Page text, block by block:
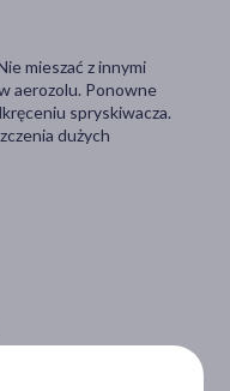
mieszać z innymi
aerozolu. Ponowne
spryskiwacza.
dużych